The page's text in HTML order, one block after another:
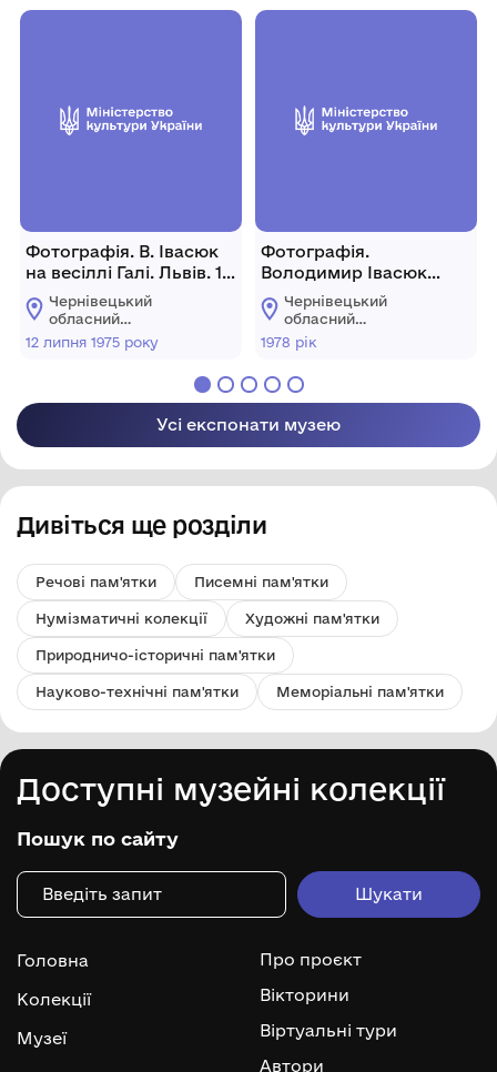
Фотографія. В. Івасюк
на весіллі Галі. Львів. 12
липня 1975 року.
Чернівецький
обласний
меморіальний музей
Володимира Івасюка
12 липня 1975 року
Фотографія.
Володимир Івасюк
стоїть на балконі. 1978
рік
Чернівецький
обласний
меморіальний музей
Володимира Івасюка
1978 рік
Усі експонати музею
Дивіться ще розділи
Речові пам'ятки Писемні пам'ятки
Нумізматичні колекції Художні пам'ятки
Природничо-історичні пам'ятки
Науково-технічні пам'ятки Меморіальні пам'ятки
Доступні музейні колекції
Пошук по сайту
Головна
Колекції
Музеї
Про проєкт
Вікторини
Віртуальні тури
Автори